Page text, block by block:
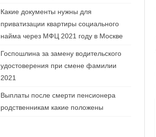
Какие документы нужны для
приватизации квартиры социального
найма через МФЦ 2021 году в Москве
Госпошлина за замену водительского
удостоверения при смене фамилии
2021
Выплаты после смерти пенсионера
родственникам какие положены